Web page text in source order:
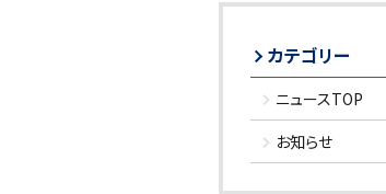
カテゴリー
ニュースTOP
お知らせ